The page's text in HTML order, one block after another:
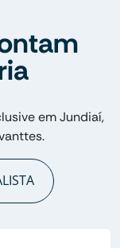
em Jundiaí,